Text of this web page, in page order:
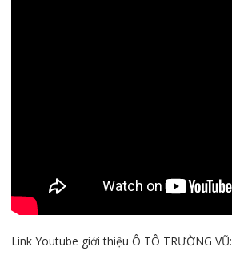
Link Youtube giới thiệu Ô TÔ TRƯỜNG VŨ: